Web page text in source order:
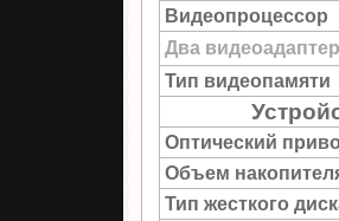
Видеопроцессор
Два
Тип видеопамяти
Оптический
Объем
Тип жесткого